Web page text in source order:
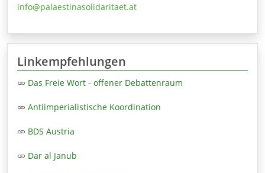
info@palaestinasolidaritaet.at
Linkempfehlungen
Das Freie Wort - offener Debattenraum
Antiimperialistische Koordination
BDS Austria
Dar al Janub